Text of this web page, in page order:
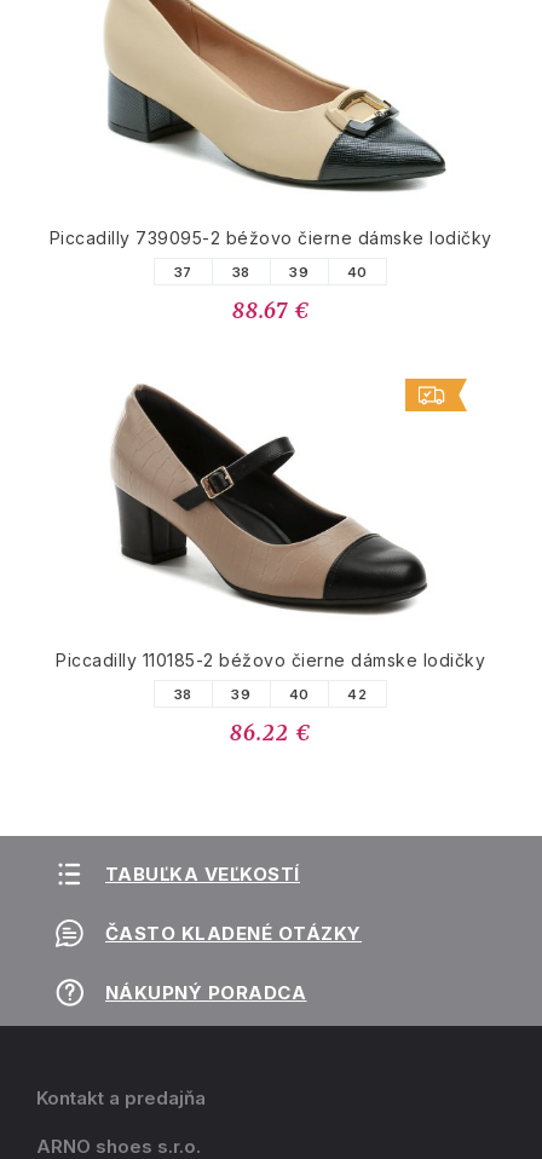
Piccadilly 739095-2 béžovo čierne dámske lodičky
37 38 39 40
88.67 €
Piccadilly 110185-2 béžovo čierne dámske lodičky
38 39 40 42
86.22 €
TABUĽKA VEĽKOSTÍ
ČASTO KLADENÉ OTÁZKY
NÁKUPNÝ PORADCA
Kontakt a predajňa
ARNO shoes s.r.o.